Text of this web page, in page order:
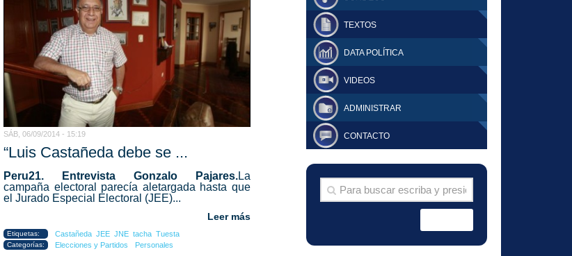
SÁB, 06/09/2014 - 15:19
“Luis Castañeda debe se ...
Peru21. Entrevista Gonzalo Pajares.La
campaña electoral parecía aletargada hasta que
el Jurado Especial Electoral (JEE)...
Leer más
Etiquetas: Castañeda JEE JNE tacha Tuesta
Categorías: Elecciones y Partidos Personales
TEXTOS
DATA POLÍTICA
VIDEOS
ADMINISTRAR
CONTACTO